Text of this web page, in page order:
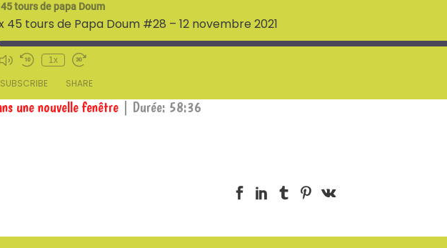
tours de papa Doum
45 tours de Papa Doum #28 – 12 novembre 2021
1x
SUBSCRIBE SHARE
une nouvelle fenêtre
Durée: 58:36